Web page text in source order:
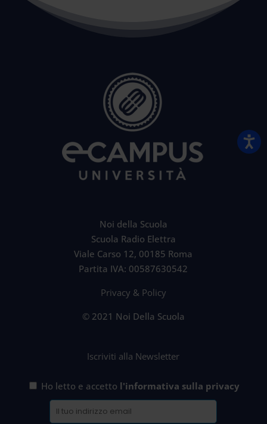
Noi della Scuola
Scuola Radio Elettra
Viale Carso 12, 00185 Roma
Partita IVA: 00587630542
Privacy & Policy
© 2021 Noi Della Scuola
Iscriviti alla Newsletter
Ho letto e accetto l'informativa sulla privacy